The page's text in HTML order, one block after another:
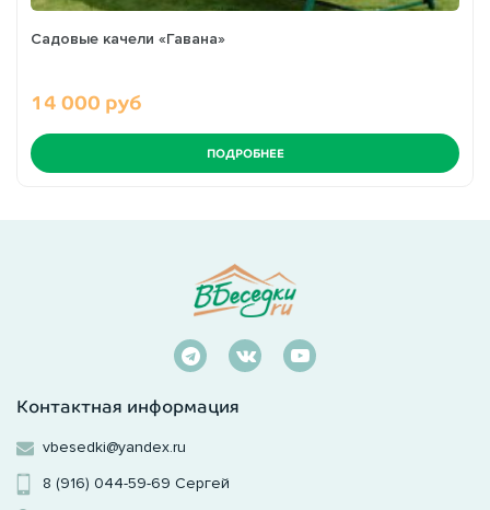
Садовые качели «Гавана»
14 000 руб
ПОДРОБНЕЕ
Контактная информация
vbesedki@yandex.ru
8 (916) 044-59-69 Сергей